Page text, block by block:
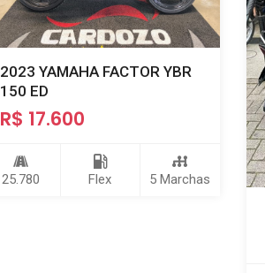
2023 YAMAHA FACTOR YBR
150 ED
R$ 17.600
25.780 Flex 5 Marchas